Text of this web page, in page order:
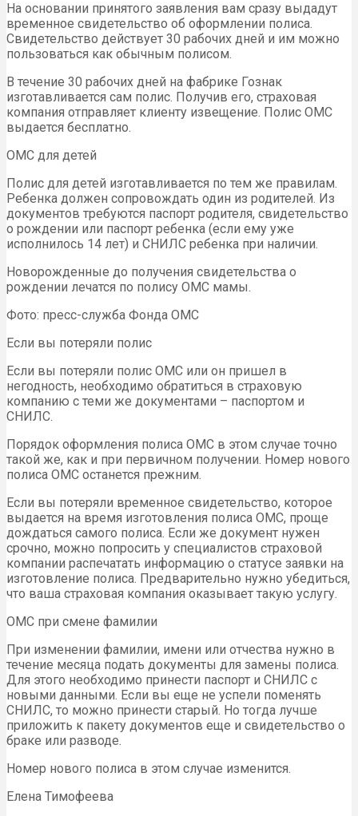
На основании принятого заявления вам сразу выдадут
временное свидетельство об оформлении полиса.
Свидетельство действует 30 рабочих дней и им можно
пользоваться как обычным полисом.
В течение 30 рабочих дней на фабрике Гознак
изготавливается сам полис. Получив его, страховая
компания отправляет клиенту извещение. Полис ОМС
выдается бесплатно.
ОМС для детей
Полис для детей изготавливается по тем же правилам.
Ребенка должен сопровождать один из родителей. Из
документов требуются паспорт родителя, свидетельство
о рождении или паспорт ребенка (если ему уже
исполнилось 14 лет) и СНИЛС ребенка при наличии.
Новорожденные до получения свидетельства о
рождении лечатся по полису ОМС мамы.
Фото: пресс-служба Фонда ОМС
Если вы потеряли полис
Если вы потеряли полис ОМС или он пришел в
негодность, необходимо обратиться в страховую
компанию с теми же документами – паспортом и
СНИЛС.
Порядок оформления полиса ОМС в этом случае точно
такой же, как и при первичном получении. Номер нового
полиса ОМС останется прежним.
Если вы потеряли временное свидетельство, которое
выдается на время изготовления полиса ОМС, проще
дождаться самого полиса. Если же документ нужен
срочно, можно попросить у специалистов страховой
компании распечатать информацию о статусе заявки на
изготовление полиса. Предварительно нужно убедиться,
что ваша страховая компания оказывает такую услугу.
ОМС при смене фамилии
При изменении фамилии, имени или отчества нужно в
течение месяца подать документы для замены полиса.
Для этого необходимо принести паспорт и СНИЛС с
новыми данными. Если вы еще не успели поменять
СНИЛС, то можно принести старый. Но тогда лучше
приложить к пакету документов еще и свидетельство о
браке или разводе.
Номер нового полиса в этом случае изменится.
Елена Тимофеева